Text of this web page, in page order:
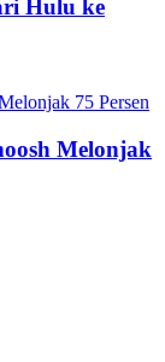
Hulu ke
Melonjak